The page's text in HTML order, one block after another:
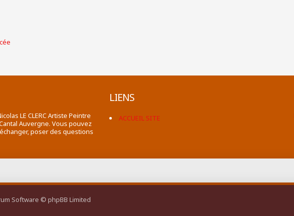
LE CLERC Artiste Peintre
Auvergne. Vous pouvez
poser des questions
LIENS
ACCUEIL SITE
Software © phpBB Limited